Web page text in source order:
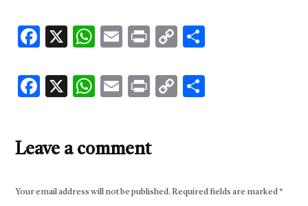
Facebook
X WhatsApp
EmailPrintCopy
Facebook
X WhatsApp
EmailPrintCopy
Leave a comment
Your email address will not be published. Required fields are marked*